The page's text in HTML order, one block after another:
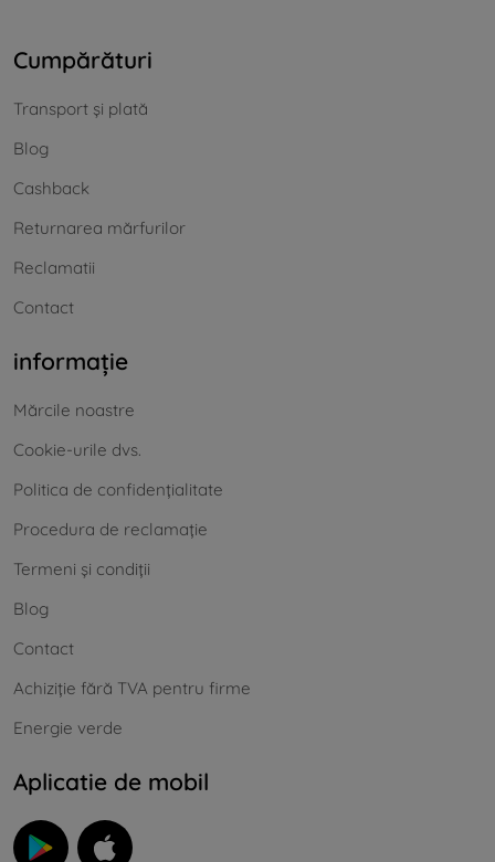
Cumpărături
Transport și plată
Blog
Cashback
Returnarea mărfurilor
Reclamatii
Contact
informație
Mărcile noastre
Cookie-urile dvs.
Politica de confidențialitate
Procedura de reclamație
Termeni și condiții
Blog
Contact
Achiziție fără TVA pentru firme
Energie verde
Aplicatie de mobil